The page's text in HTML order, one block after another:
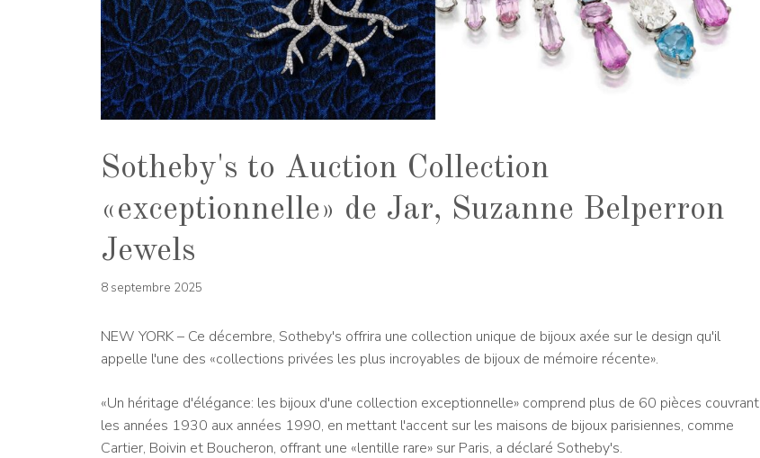
Sotheby's to Auction Collection
«exceptionnelle» de Jar, Suzanne Belperron
Jewels
8 septembre 2025
NEW YORK – Ce décembre, Sotheby's offrira une collection unique de bijoux axée sur le design qu'il
appelle l'une des «collections privées les plus incroyables de bijoux de mémoire récente».
«Un héritage d'élégance: les bijoux d'une collection exceptionnelle» comprend plus de 60 pièces couvrant
les années 1930 aux années 1990, en mettant l'accent sur les maisons de bijoux parisiennes, comme
Cartier, Boivin et Boucheron, offrant une «lentille rare» sur Paris, a déclaré Sotheby's.